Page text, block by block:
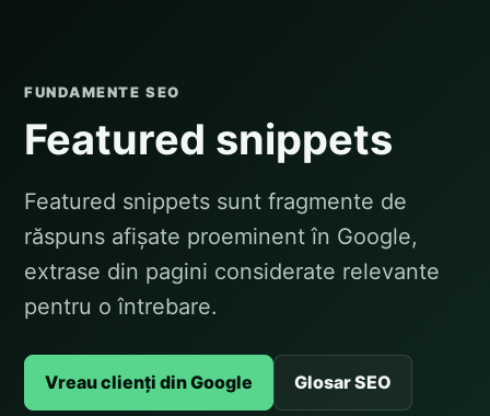
FUNDAMENTE SEO
Featured snippets
Featured snippets sunt fragmente de
răspuns afișate proeminent în Google,
extrase din pagini considerate relevante
pentru o întrebare.
Vreau clienți din Google Glosar SEO